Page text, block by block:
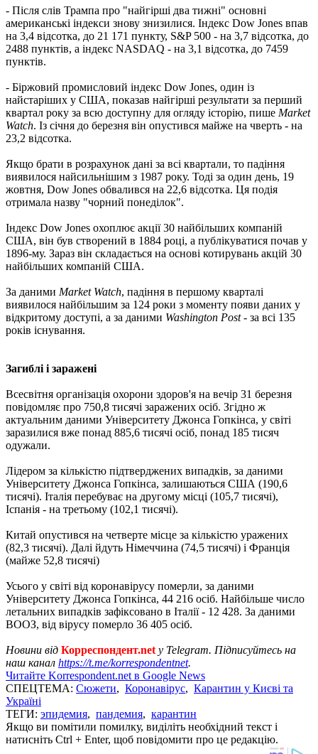
- Після слів Трампа про "найгірші два тижні" основні
американські індекси знову знизилися. Індекс Dow Jones впав
на 3,4 відсотка, до 21 171 пункту, S&P 500 - на 3,7 відсотка, до
2488 пунктів, а індекс NASDAQ - на 3,1 відсотка, до 7459
пунктів.
- Біржовий промисловий індекс Dow Jones, один із
найстаріших у США, показав найгірші результати за перший
квартал року за всю доступну для огляду історію, пише Market
Watch. Із січня до березня він опустився майже на чверть - на
23,2 відсотка.
Якщо брати в розрахунок дані за всі квартали, то падіння
виявилося найсильнішим з 1987 року. Тоді за один день, 19
жовтня, Dow Jones обвалився на 22,6 відсотка. Ця подія
отримала назву "чорний понеділок".
Індекс Dow Jones охоплює акції 30 найбільших компаній
США, він був створений в 1884 році, а публікуватися почав у
1896-му. Зараз він складається на основі котирувань акцій 30
найбільших компаній США.
За даними Market Watch, падіння в першому кварталі
виявилося найбільшим за 124 роки з моменту появи даних у
відкритому доступі, а за даними Washington Post- за всі 135
років існування.
Загиблі і заражені
Всесвітня організація охорони здоров'я на вечір 31 березня
повідомляє про 750,8 тисячі заражених осіб. Згідно ж
актуальним даними Університету Джонса Гопкінса, у світі
заразилися вже понад 885,6 тисячі осіб, понад 185 тисяч
одужали.
Лідером за кількістю підтверджених випадків, за даними
Університету Джонса Гопкінса, залишаються США (190,6
тисячі). Італія перебуває на другому місці (105,7 тисячі),
Іспанія - на третьому (102,1 тисячі).
Китай опустився на четверте місце за кількістю уражених
(82,3 тисячі). Далі йдуть Німеччина (74,5 тисячі) і Франція
(майже 52,8 тисячі)
Усього у світі від коронавірусу померли, за даними
Університету Джонса Гопкінса, 44 216 осіб. Найбільше число
летальних випадків зафіксовано в Італії - 12 428. За даними
ВООЗ, від вірусу померло 36 405 осіб.
Новини від Корреспондент.net у Telegram. Підписуйтесь на
наш канал https://t.me/korrespondentnet.
Читайте Korrespondent.net в Google News
СПЕЦТЕМА: Сюжети, Коронавірус, Карантин у Києві та
Україні
ТЕГИ: эпидемия, пандемия, карантин
Якщо ви помітили помилку, виділіть необхідний текст і
натисніть Ctrl + Enter, щоб повідомити про це редакцію.